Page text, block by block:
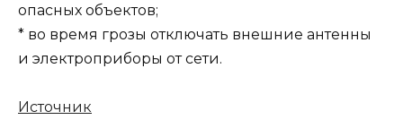
опасных объектов;
* во время грозы отключать внешние антенны
и электроприборы от сети.
Источник